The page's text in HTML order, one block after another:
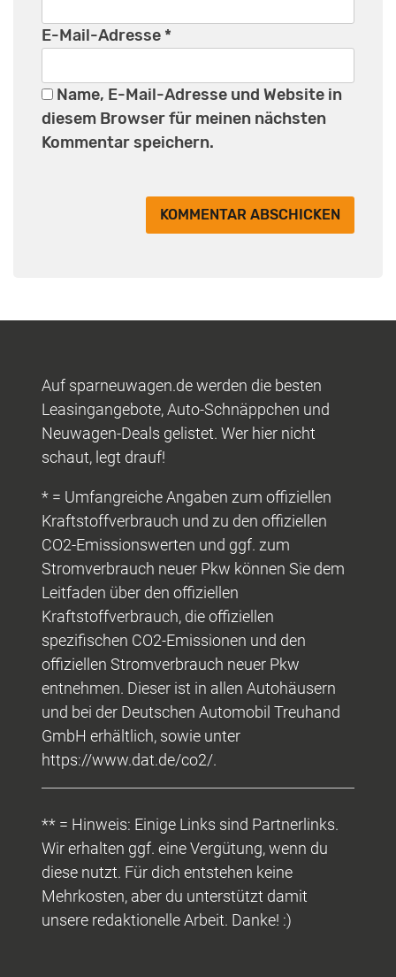
E-Mail-Adresse *
Name, E-Mail-Adresse und Website in
diesem Browser für meinen nächsten
Kommentar speichern.
Auf sparneuwagen.de werden die besten
Leasingangebote, Auto-Schnäppchen und
Neuwagen-Deals gelistet. Wer hier nicht
schaut, legt drauf!
* = Umfangreiche Angaben zum offiziellen
Kraftstoffverbrauch und zu den offiziellen
CO2-Emissionswerten und ggf. zum
Stromverbrauch neuer Pkw können Sie dem
Leitfaden über den offiziellen
Kraftstoffverbrauch, die offiziellen
spezifischen CO2-Emissionen und den
offiziellen Stromverbrauch neuer Pkw
entnehmen. Dieser ist in allen Autohäusern
und bei der Deutschen Automobil Treuhand
GmbH erhältlich, sowie unter
https://www.dat.de/co2/.
** = Hinweis: Einige Links sind Partnerlinks.
Wir erhalten ggf. eine Vergütung, wenn du
diese nutzt. Für dich entstehen keine
Mehrkosten, aber du unterstützt damit
unsere redaktionelle Arbeit. Danke! :)